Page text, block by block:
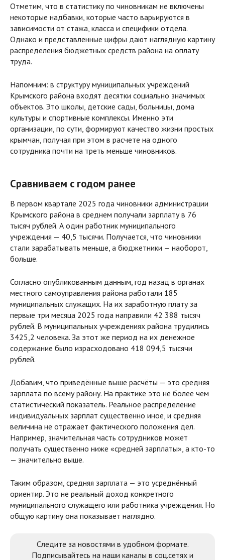
Отметим, что в статистику по чиновникам не включены
некоторые надбавки, которые часто варьируются в
зависимости от стажа, класса и специфики отдела.
Однако и представленные цифры дают наглядную картину
распределения бюджетных средств района на оплату
труда.
Напомним: в структуру муниципальных учреждений
Крымского района входят десятки социально значимых
объектов. Это школы, детские сады, больницы, дома
культуры и спортивные комплексы. Именно эти
организации, по сути, формируют качество жизни простых
крымчан, получая при этом в расчете на одного
сотрудника почти на треть меньше чиновников.
Сравниваем с годом ранее
В первом квартале 2025 года чиновники администрации
Крымского района в среднем получали зарплату в 76
тысяч рублей. А один работник муниципального
учреждения — 40,5 тысячи. Получается, что чиновники
стали зарабатывать меньше, а бюджетники — наоборот,
больше.
Согласно опубликованным данным, год назад в органах
местного самоуправления района работали 185
муниципальных служащих. На их заработную плату за
первые три месяца 2025 года направили 42 388 тысяч
рублей. В муниципальных учреждениях района трудились
3425,2 человека. За этот же период на их денежное
содержание было израсходовано 418 094,5 тысячи
рублей.
Добавим, что приведённые выше расчёты — это средняя
зарплата по всему району. На практике это не более чем
статистический показатель. Реальное распределение
индивидуальных зарплат существенно иное, и средняя
величина не отражает фактического положения дел.
Например, значительная часть сотрудников может
получать существенно ниже «средней зарплаты», а кто-то
— значительно выше.
Таким образом, средняя зарплата — это усреднённый
ориентир. Это не реальный доход конкретного
муниципального служащего или работника учреждения. Но
общую картину она показывает наглядно.
Следите за новостями в удобном формате.
Подписывайтесь на наши каналы в соц.сетях и